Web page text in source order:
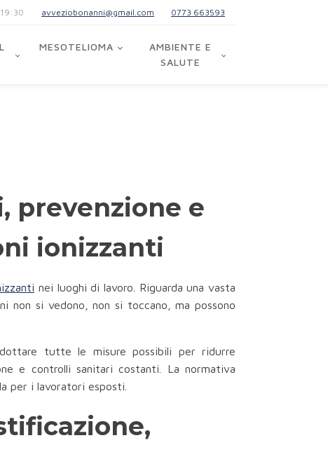
avveziobonanni@gmail.com 0773 663593
MESOTELIOMA
AMBIENTE E
SALUTE
prevenzione e
ionizzanti
nei luoghi di lavoro. Riguarda una vasta
non si vedono, non si toccano, ma possono
tutte le misure possibili per ridurre
e controlli sanitari costanti. La normativa
per i lavoratori esposti.